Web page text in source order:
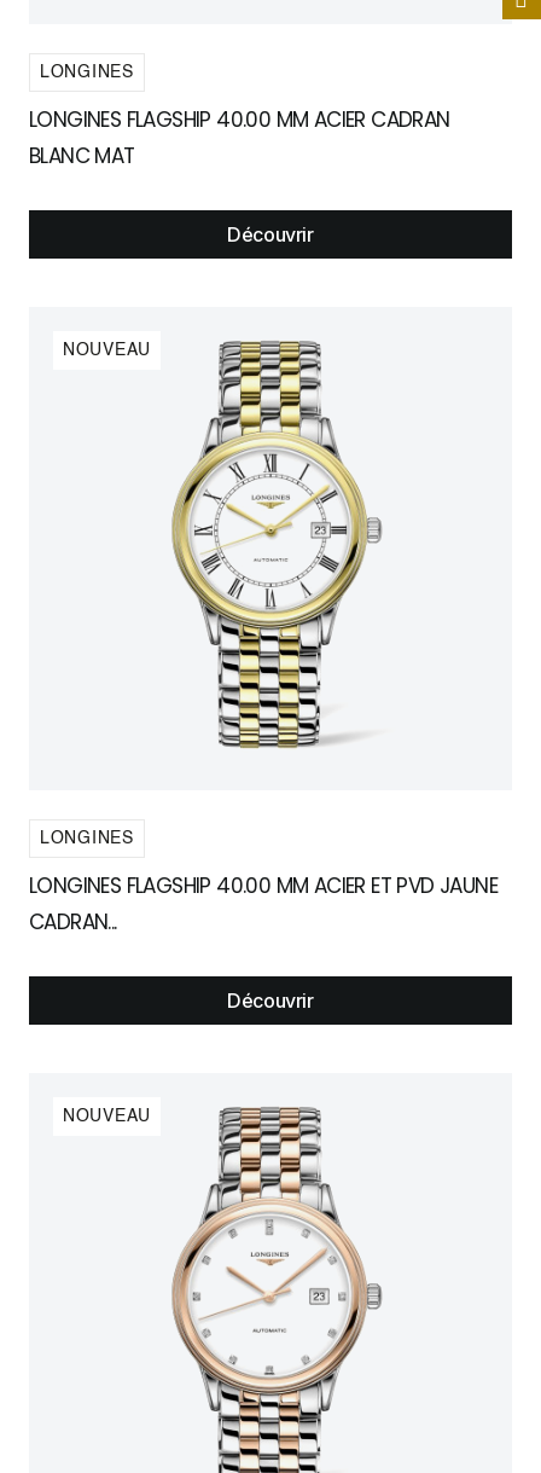
LONGINES
LONGINES FLAGSHIP 40.00 MM ACIER CADRAN
BLANC MAT
Découvrir
LONGINES
LONGINES FLAGSHIP 40.00 MM ACIER ET PVD JAUNE
CADRAN...
Découvrir
NOUVEAU
NOUVEAU